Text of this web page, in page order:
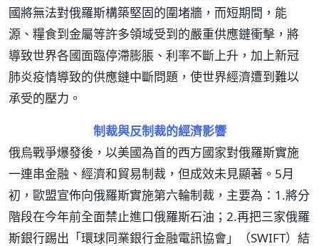
國將無法對俄羅斯構築堅固的圍堵牆，而短期間，能
源、糧食到金屬等許多領域受到的嚴重供應鏈衝擊，將
導致世界各國面臨停滯膨脹、利率不斷上升，加上新冠
肺炎疫情導致的供應鏈中斷問題，使世界經濟遭到難以
承受的壓力。
制裁與反制裁的經濟影響
俄烏戰爭爆發後，以美國為首的西方國家對俄羅斯實施
一連串金融、經濟和貿易制裁，但成效未見顯著。5月
初，歐盟宣佈向俄羅斯實施第六輪制裁，主要為：1.將分
階段在今年前全面禁止進口俄羅斯石油；2.再把三家俄羅
斯銀行踢出「環球同業銀行金融電訊協會」（SWIFT）結